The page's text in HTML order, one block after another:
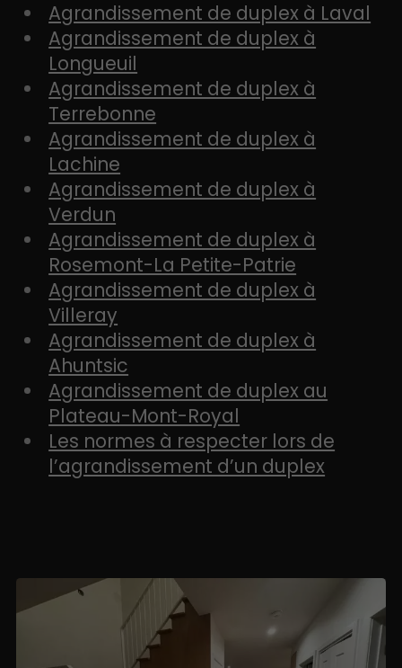
Agrandissement de duplex à Laval
Agrandissement de duplex à
Longueuil
Agrandissement de duplex à
Terrebonne
Agrandissement de duplex à
Lachine
Agrandissement de duplex à
Verdun
Agrandissement de duplex à
Rosemont-La Petite-Patrie
Agrandissement de duplex à
Villeray
Agrandissement de duplex à
Ahuntsic
Agrandissement de duplex au
Plateau-Mont-Royal
Les normes à respecter lors de
l’agrandissement d’un duplex